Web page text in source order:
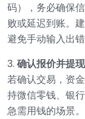
码），务必确保
败或延迟到账。
避免手动输入出错
3. 确认报价并提现
若确认交易，资
持微信零钱、银
急需用钱的场景。